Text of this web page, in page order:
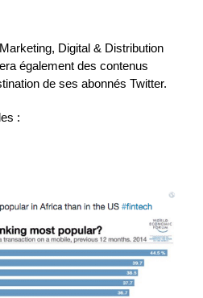
Digital & Distribution
également des contenus
de ses abonnés Twitter.
: